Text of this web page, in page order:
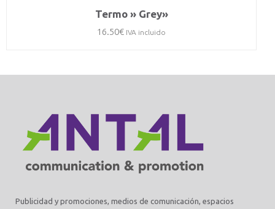
Termo » Grey»
16.50€ IVA incluido
Publicidad y promociones, medios de comunicación, espacios